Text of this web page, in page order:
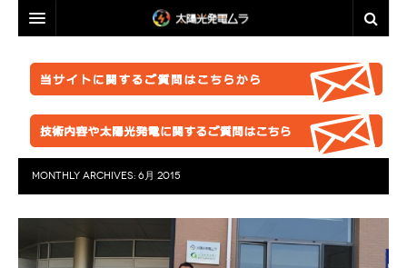
事業計画を立ててみましょう！
●再エネ法について
●運用ノウハウ
脱原発・太陽光推進に興味のある方へ
業者選定に困ったら
架台販売
お問い合わせ総合窓口
このサイトの使い方
太陽光発電ムラ・ポータルへ
MONTHLY ARCHIVES: 6月 2015